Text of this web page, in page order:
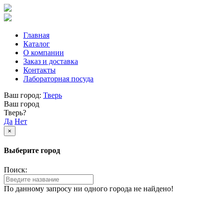
Главная
Каталог
О компании
Заказ и доставка
Контакты
Лабораторная посуда
Ваш город: Тверь
Ваш город
Тверь?
Да Нет
×
Выберите город
Поиск:
По данному запросу ни одного города не найдено!